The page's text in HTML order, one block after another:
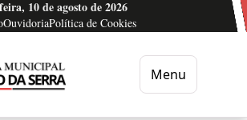
10 de agosto de 2026
OuvidoriaPolítica de Cookies
de Taboão da Serra
Menu